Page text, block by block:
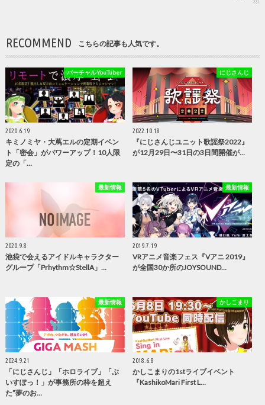
RECOMMEND こちらの記事も人気です。
バーチャルYouTuber
2020.6.19
キミノミヤ・大蔦エルの定期イベン
ト「密会」がパワーアップ！10人限
定の「…
にじさんじ
2022.10.18
『にじさんじユニット歌謡祭2022』
が12月29日〜31日の3日間開催が…
最新情報
2020.9.8
池袋で会えるアイドルキャラクター
グループ「Prhythm☆StellA」…
最新情報
2019.7.19
VRアニメ音楽フェス『Vアニ 2019』
が全国30か所のJOYSOUND…
最新情報
2024.9.21
「にじさんじ」「ホロライブ」「ぶ
いすぽっ！」が事務所の枠を超え
た”夢のお…
かしこまり
2018.6.8
かしこまりの1stライブイベント
『KashikoMari First L…